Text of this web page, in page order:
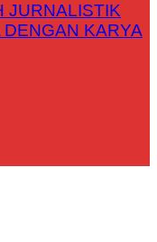
JURNALISTIK
DENGAN KARYA